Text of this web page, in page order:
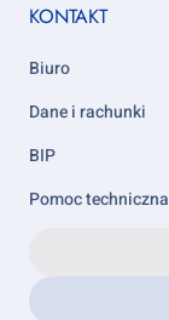
KONTAKT
Biuro
Dane i rachunki
BIP
Pomoc techniczna